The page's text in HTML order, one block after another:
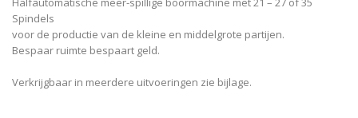
Spindels
voor de productie van de kleine en middelgrote partijen.
Bespaar ruimte bespaart geld.
Verkrijgbaar in meerdere uitvoeringen zie bijlage.